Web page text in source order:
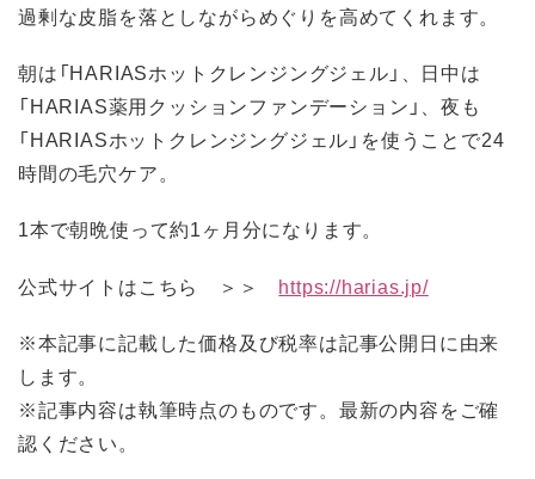
過剰な皮脂を落としながらめぐりを高めてくれます。
朝は「HARIASホットクレンジングジェル」、日中は
「HARIAS薬用クッションファンデーション」、夜も
「HARIASホットクレンジングジェル」を使うことで24
時間の毛穴ケア。
1本で朝晩使って約1ヶ月分になります。
公式サイトはこちら ＞＞ https://harias.jp/
※本記事に記載した価格及び税率は記事公開日に由来
します。
※記事内容は執筆時点のものです。最新の内容をご確
認ください。